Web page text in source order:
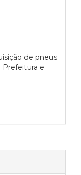
de pneus
Prefeitura e